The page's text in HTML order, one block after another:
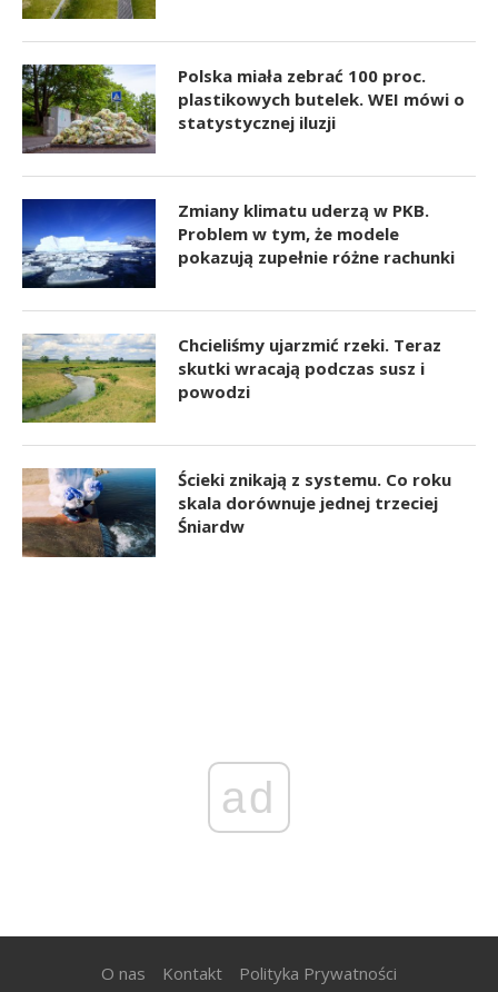
Polska miała zebrać 100 proc.
plastikowych butelek. WEI mówi o
statystycznej iluzji
Zmiany klimatu uderzą w PKB.
Problem w tym, że modele
pokazują zupełnie różne rachunki
Chcieliśmy ujarzmić rzeki. Teraz
skutki wracają podczas susz i
powodzi
Ścieki znikają z systemu. Co roku
skala dorównuje jednej trzeciej
Śniardw
ad
O nas Kontakt Polityka Prywatności